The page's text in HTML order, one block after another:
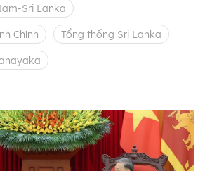
Sri Lanka
Chính Tổng thống Sri Lanka